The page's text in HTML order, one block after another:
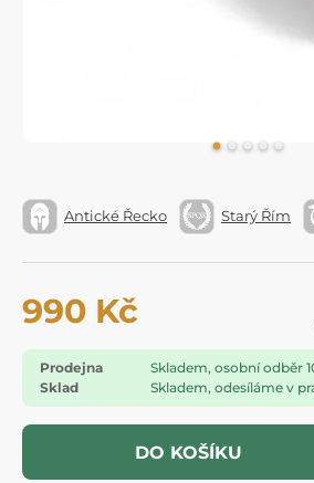
Antické Řecko Starý Řím
990 Kč
Prodejna
Skladem, osobní odběr
Sklad
Skladem, odesíláme v
DO KOŠÍKU